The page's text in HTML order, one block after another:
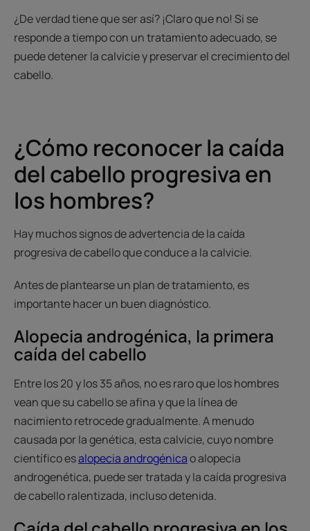
¿De verdad tiene que ser así? ¡Claro que no! Si se
responde a tiempo con un tratamiento adecuado, se
puede detener la calvicie y preservar el crecimiento del
cabello.
¿Cómo reconocer la caída
del cabello progresiva en
los hombres?
Hay muchos signos de advertencia de la caída
progresiva de cabello que conduce a la calvicie.
Antes de plantearse un plan de tratamiento, es
importante hacer un buen diagnóstico.
Alopecia androgénica, la primera
caída del cabello
Entre los 20 y los 35 años, no es raro que los hombres
vean que su cabello se afina y que la línea de
nacimiento retrocede gradualmente. A menudo
causada por la genética, esta calvicie, cuyo nombre
científico esalopecia androgénicao alopecia
androgenética, puede ser tratada y la caída progresiva
de cabello ralentizada, incluso detenida.